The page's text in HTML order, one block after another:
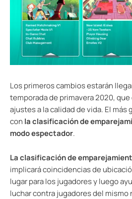
Los primeros cambios estarán
temporada de primavera 2020,
ajustes a la calidad de vida. El más
con la clasificación de
modo espectador.
La clasificación de
implicará coincidencias de
lugar para los jugadores y luego
luchar contra jugadores del mismo